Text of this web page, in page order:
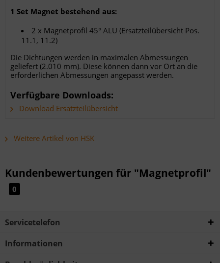
1 Set Magnet bestehend aus:
2 x Magnetprofil 45° ALU (Ersatzteilübersicht Pos.
11.1, 11.2)
Die Dichtungen werden in maximalen Abmessungen
geliefert (2.010 mm). Diese können dann vor Ort an die
erforderlichen Abmessungen angepasst werden.
Verfügbare Downloads:
Download Ersatzteilübersicht
Weitere Artikel von HSK
Kundenbewertungen für "Magnetprofil"
0
Servicetelefon
Informationen